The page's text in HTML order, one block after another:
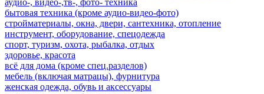
аудио-, видео-,тв-, фото- техника
бытовая техника (кроме аудио-видео-фото)
стройматериалы, окна, двери, сантехника, отопление
инструмент, оборудование, спецодежда
спорт, туризм, охота, рыбалка, отдых
здоровье, красота
всё для дома (кроме спец.разделов)
мебель (включая матрацы), фурнитура
женская одежда, обувь и аксессуары